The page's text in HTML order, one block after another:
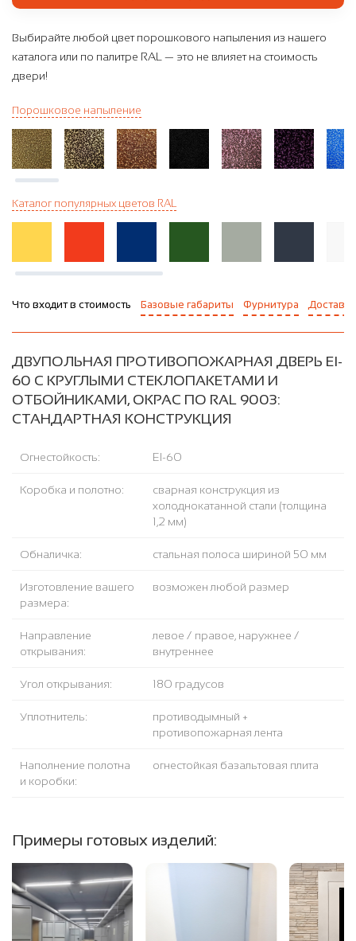
Выбирайте любой цвет порошкового напыления из нашего
каталога или по палитре RAL — это не влияет на стоимость
двери!
Порошковое напыление
Каталог популярных цветов RAL
Что входит в стоимость Базовые габариты Фурнитура Доставка
ДВУПОЛЬНАЯ ПРОТИВОПОЖАРНАЯ ДВЕРЬ EI-
60 С КРУГЛЫМИ СТЕКЛОПАКЕТАМИ И
ОТБОЙНИКАМИ, ОКРАС ПО RAL 9003:
СТАНДАРТНАЯ КОНСТРУКЦИЯ
Огнестойкость: EI-60
Коробка и полотно:
сварная конструкция из
холоднокатанной стали (толщина
1,2 мм)
Обналичка: стальная полоса шириной 50 мм
Изготовление вашего
размера:
возможен любой размер
Направление
открывания:
левое / правое, наружнее /
внутреннее
Угол открывания: 180 градусов
Уплотнитель:
противодымный +
противопожарная лента
Наполнение полотна
и коробки:
огнестойкая базальтовая плита
Примеры готовых изделий: